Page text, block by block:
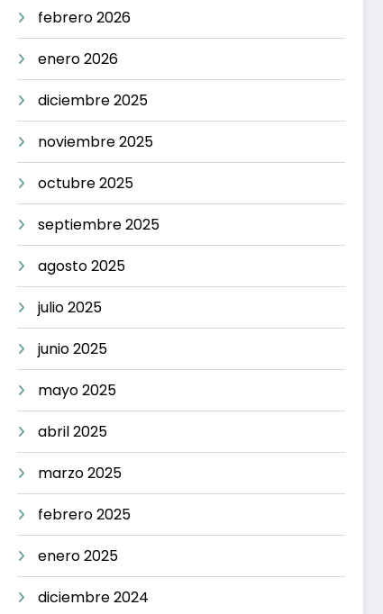
febrero 2026
enero 2026
diciembre 2025
noviembre 2025
octubre 2025
septiembre 2025
agosto 2025
julio 2025
junio 2025
mayo 2025
abril 2025
marzo 2025
febrero 2025
enero 2025
diciembre 2024